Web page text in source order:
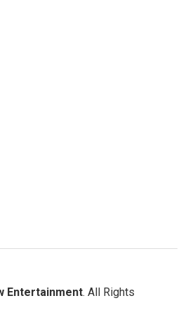
Entertainment. All Rights